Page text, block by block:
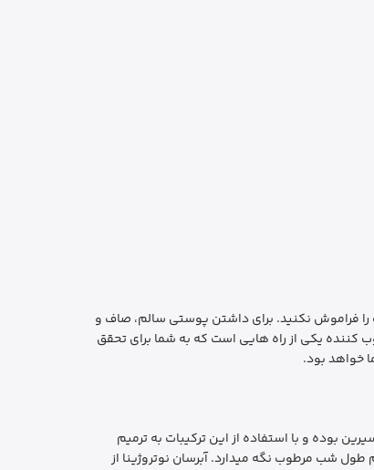
فراموش نکنید. برای داشتن پوستی سالم، صاف و
کننده یکی از راه هایی است که به شما برای تحقق
خواهد بود.
بوده و با استفاده از این ترکیبات به ترمیم
شب مرطوب نگه میدارد. آبرسان نوتروژینا از